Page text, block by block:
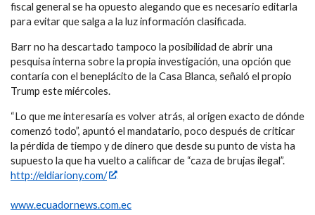
fiscal general se ha opuesto alegando que es necesario editarla
para evitar que salga a la luz información clasificada.
Barr no ha descartado tampoco la posibilidad de abrir una
pesquisa interna sobre la propia investigación, una opción que
contaría con el beneplácito de la Casa Blanca, señaló el propio
Trump este miércoles.
“Lo que me interesaría es volver atrás, al origen exacto de dónde
comenzó todo”, apuntó el mandatario, poco después de criticar
la pérdida de tiempo y de dinero que desde su punto de vista ha
supuesto la que ha vuelto a calificar de “caza de brujas ilegal”.
http://eldiariony.com/
www.ecuadornews.com.ec